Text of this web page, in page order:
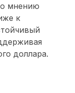
мнению
к
доллара.